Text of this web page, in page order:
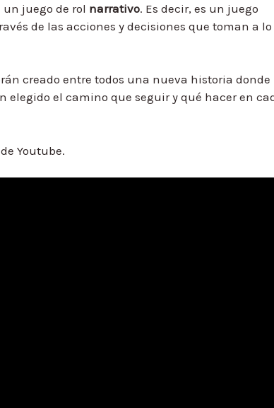
juego de rol narrativo. Es decir, es un juego
de las acciones y decisiones que toman a lo
creado entre todos una nueva historia donde
elegido el camino que seguir y qué hacer en
Youtube.